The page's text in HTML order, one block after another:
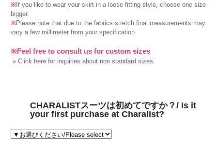
※If you like to wear your skirt in a loose-fitting style, choose one size
bigger.
※Please note that due to the fabrics stretch final measurements may
vary a few millimeter from your specification
※Feel free to consult us for custom sizes
» Click here for inquiries about non standard sizes.
CHARALISTスーツは初めてですか？/ Is it
your first purchase at Charalist?